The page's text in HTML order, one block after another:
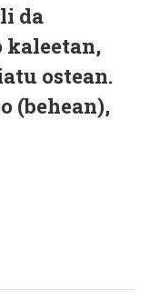
da
kaleetan,
ostean.
(behean),